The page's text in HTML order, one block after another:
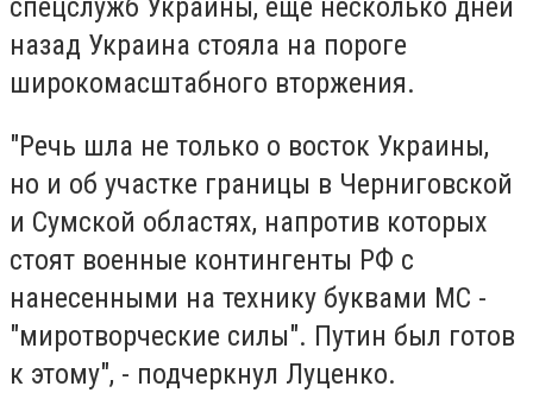
спецслужб Украины, еще несколько дней
назад Украина стояла на пороге
широкомасштабного вторжения.
"Речь шла не только о восток Украины,
но и об участке границы в Черниговской
и Сумской областях, напротив которых
стоят военные контингенты РФ с
нанесенными на технику буквами МС -
"миротворческие силы". Путин был готов
к этому", - подчеркнул Луценко.